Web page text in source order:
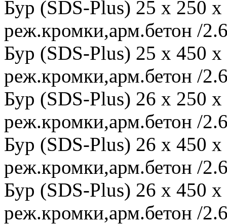
Бур (SDS-Plus) 25 x 250
реж.кромки,арм.бетон /
Бур (SDS-Plus) 25 x 450
реж.кромки,арм.бетон /
Бур (SDS-Plus) 26 x 250
реж.кромки,арм.бетон /
Бур (SDS-Plus) 26 x 450
реж.кромки,арм.бетон /
Бур (SDS-Plus) 26 x 450
реж.кромки,арм.бетон /